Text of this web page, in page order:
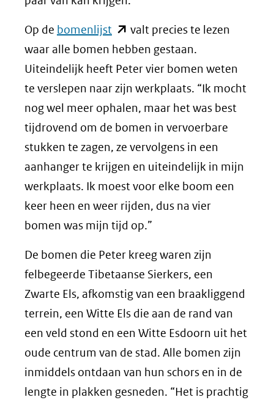
Op de bomenlijst (opent
in
nieuw
venster)
(verwijst
naar
een
andere
website)
valt precies te lezen
waar alle bomen hebben gestaan.
Uiteindelijk heeft Peter vier bomen weten
te verslepen naar zijn werkplaats. “Ik mocht
nog wel meer ophalen, maar het was best
tijdrovend om de bomen in vervoerbare
stukken te zagen, ze vervolgens in een
aanhanger te krijgen en uiteindelijk in mijn
werkplaats. Ik moest voor elke boom een
keer heen en weer rijden, dus na vier
bomen was mijn tijd op.”
De bomen die Peter kreeg waren zijn
felbegeerde Tibetaanse Sierkers, een
Zwarte Els, afkomstig van een braakliggend
terrein, een Witte Els die aan de rand van
een veld stond en een Witte Esdoorn uit het
oude centrum van de stad. Alle bomen zijn
inmiddels ontdaan van hun schors en in de
lengte in plakken gesneden. “Het is prachtig